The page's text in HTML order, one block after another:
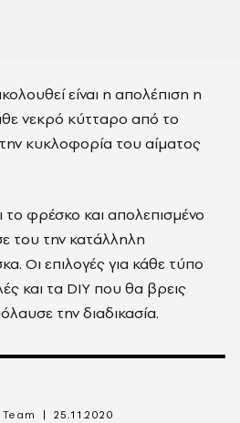
είναι η απολέπιση η
νεκρό κύτταρο από το
κυκλοφορία του αίματος
το φρέσκο και απολεπισμένο
του την κατάλληλη
Οι επιλογές για κάθε τύπο
και τα DIY που θα βρεις
την διαδικασία.
25.11.2020